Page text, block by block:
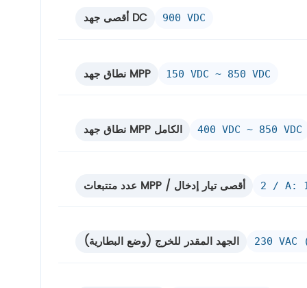
أقصى جهد DC 900 VDC
نطاق جهد MPP 150 VDC ~ 850 VDC
نطاق جهد MPP الكامل 400 VDC ~ 850 VDC
عدد متتبعات MPP / أقصى تيار إدخال 2 / A:
الجهد المقدر للخرج (وضع البطارية) 230